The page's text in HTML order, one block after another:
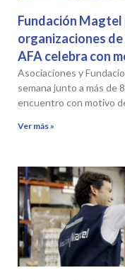
Fundación Magtel
organizaciones
AFA celebra con
Asociaciones y
semana junto a más de
encuentro con motivo
Ver más »